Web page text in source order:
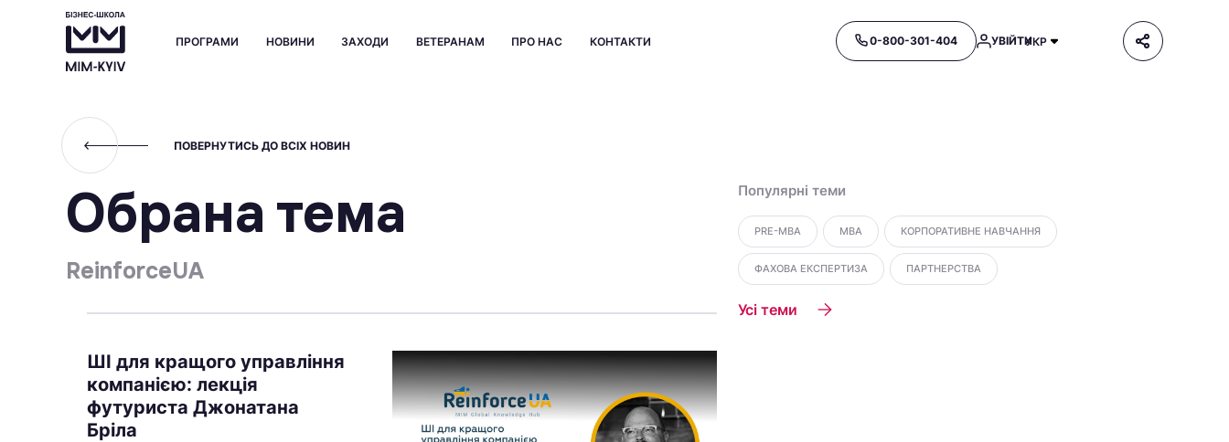
ПРОГРАМИ НОВИНИ ЗАХОДИ ВЕТЕРАНАМ ПРО НАС КОНТАКТИ 0-800-301-404 УВІЙТИУКР
ПОВЕРНУТИСЬ ДО ВСІХ НОВИН
Обрана тема
ReinforceUA
ШІ для кращого управління
компанією: лекція
футуриста Джонатана
Бріла
Популярні теми
PRE-MBA MBA КОРПОРАТИВНЕ НАВЧАННЯ
ФАХОВА ЕКСПЕРТИЗА ПАРТНЕРСТВА
Усі теми